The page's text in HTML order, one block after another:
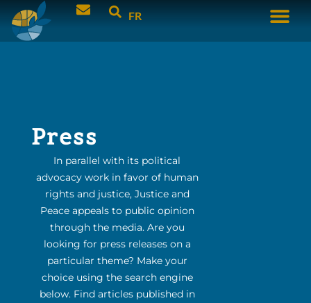
FR
Press
In parallel with its political
advocacy work in favor of human
rights and justice, Justice and
Peace appeals to public opinion
through the media. Are you
looking for press releases on a
particular theme? Make your
choice using the search engine
below. Find articles published in